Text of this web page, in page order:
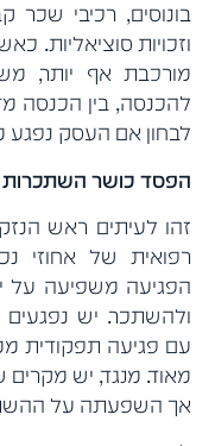
בונוסים, רכיבי שכר
וזכויות סוציאליות.
מורכבת אף יותר,
להכנסה, בין הכנסה
לבחון אם העסק נפגע
הפסד כושר השתכרות
זהו לעיתים ראש
רפואית של אחוזי
הפגיעה משפיעה על
ולהשתכר. יש
עם פגיעה תפקודית
מאוד. מנגד, יש
אך השפעתה על